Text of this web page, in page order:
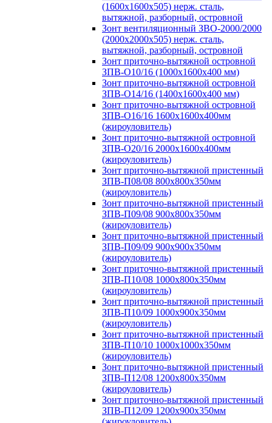
(1600х1600х505) нерж. сталь,
вытяжной, разборный, островной
Зонт вентиляционный ЗВО-2000/2000
(2000х2000х505) нерж. сталь,
вытяжной, разборный, островной
Зонт приточно-вытяжной островной
ЗПВ-О10/16 (1000х1600х400 мм)
Зонт приточно-вытяжной островной
ЗПВ-О14/16 (1400х1600х400 мм)
Зонт приточно-вытяжной островной
ЗПВ-О16/16 1600х1600х400мм
(жироуловитель)
Зонт приточно-вытяжной островной
ЗПВ-О20/16 2000х1600х400мм
(жироуловитель)
Зонт приточно-вытяжной пристенный
ЗПВ-П08/08 800х800х350мм
(жироуловитель)
Зонт приточно-вытяжной пристенный
ЗПВ-П09/08 900х800х350мм
(жироуловитель)
Зонт приточно-вытяжной пристенный
ЗПВ-П09/09 900х900х350мм
(жироуловитель)
Зонт приточно-вытяжной пристенный
ЗПВ-П10/08 1000х800х350мм
(жироуловитель)
Зонт приточно-вытяжной пристенный
ЗПВ-П10/09 1000х900х350мм
(жироуловитель)
Зонт приточно-вытяжной пристенный
ЗПВ-П10/10 1000х1000х350мм
(жироуловитель)
Зонт приточно-вытяжной пристенный
ЗПВ-П12/08 1200х800х350мм
(жироуловитель)
Зонт приточно-вытяжной пристенный
ЗПВ-П12/09 1200х900х350мм